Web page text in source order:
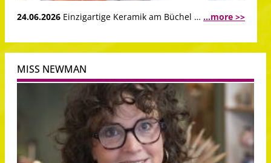
24.06.2026 Einzigartige Keramik am Büchel … ...more >>
MISS NEWMAN